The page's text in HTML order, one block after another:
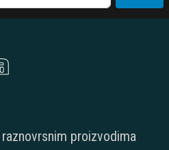
proizvodima